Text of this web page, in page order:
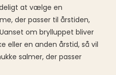
at vælge en
der passer til årstiden,
om brylluppet bliver
eller en anden årstid, så vil
salmer, der passer